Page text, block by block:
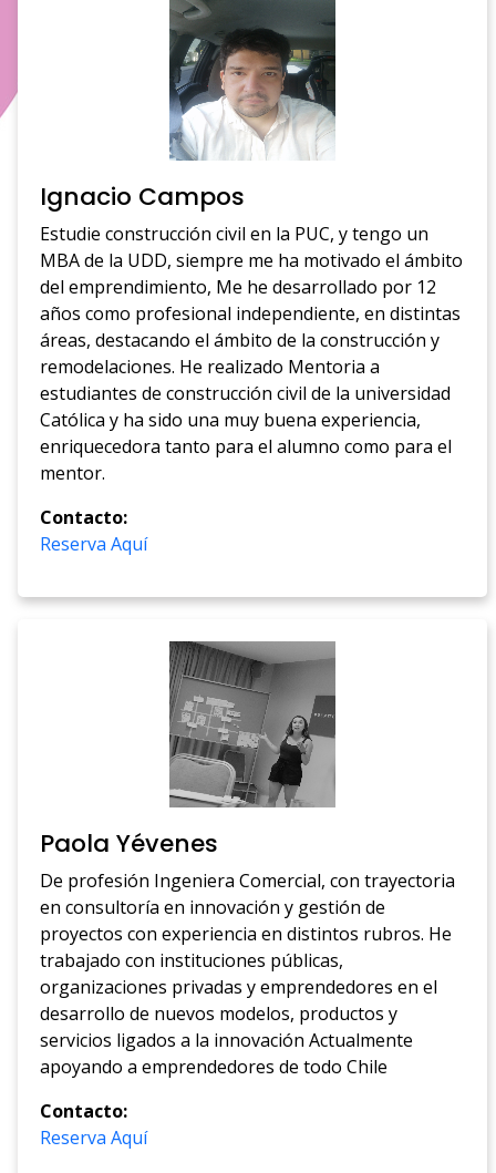
Ignacio Campos
Estudie construcción civil en la PUC, y tengo un
MBA de la UDD, siempre me ha motivado el ámbito
del emprendimiento, Me he desarrollado por 12
años como profesional independiente, en distintas
áreas, destacando el ámbito de la construcción y
remodelaciones. He realizado Mentoria a
estudiantes de construcción civil de la universidad
Católica y ha sido una muy buena experiencia,
enriquecedora tanto para el alumno como para el
mentor.
Contacto:
Reserva Aquí
Paola Yévenes
De profesión Ingeniera Comercial, con trayectoria
en consultoría en innovación y gestión de
proyectos con experiencia en distintos rubros. He
trabajado con instituciones públicas,
organizaciones privadas y emprendedores en el
desarrollo de nuevos modelos, productos y
servicios ligados a la innovación Actualmente
apoyando a emprendedores de todo Chile
Contacto:
Reserva Aquí